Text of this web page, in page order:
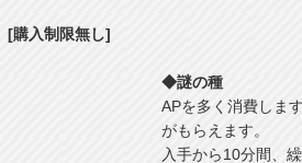
[購入制限無し]
◆謎の種
APを多く消費しま
がもらえます。
入手から10分間、